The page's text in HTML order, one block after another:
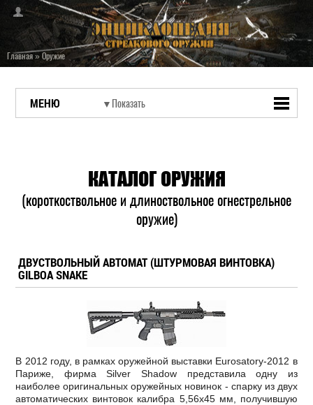
Главная»Оружие
МЕНЮ
КАТАЛОГ ОРУЖИЯ
(короткоствольное и длиноствольное огнестрельное
оружие)
ДВУСТВОЛЬНЫЙ АВТОМАТ (ШТУРМОВАЯ ВИНТОВКА)
GILBOA SNAKE
В 2012 году, в рамках оружейной выставки Eurosatory-2012 в
Париже, фирма Silver Shadow представила одну из
наиболее оригинальных оружейных новинок - спарку из двух
автоматических винтовок калибра 5,56х45 мм, получившую